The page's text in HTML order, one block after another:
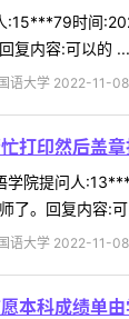
:15***79时间
复内容:可以的 ...
语大学 2022-11-08
打印然后盖
学院提问人
了。回复内容:
语大学 2022-11-08
本科成绩单